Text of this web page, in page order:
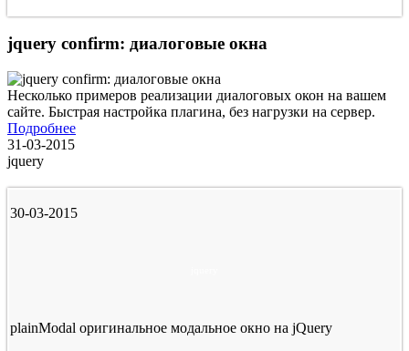
jquery confirm: диалоговые окна
Несколько примеров реализации диалоговых окон на вашем
сайте. Быстрая настройка плагина, без нагрузки на сервер.
Подробнее
31-03-2015
jquery
30-03-2015
plainModal оригинальное модальное окно на jQuery